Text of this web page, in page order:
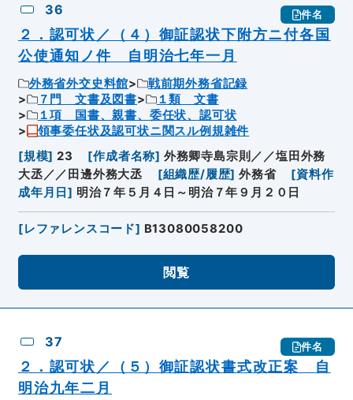
36 件名
２．認可状／（４）御証認状下附方ニ付各国
公使通知ノ件 自明治七年一月
外務省外交史料館
戦前期外務省記録
７門 文書及図書
１類 文書
１項 国書、親書、委任状、認可状
領事委任状及認可状ニ関スル例規雑件
[規模] 23 [作成者名称] 外務卿寺島宗則／／塩田外務
大丞／／田邊外務大丞
[組織歴/履歴] 外務省 [資料作
成年月日] 明治７年５月４日～明治７年９月２０日
[レファレンスコード] B13080058200
閲覧
37 件名
２．認可状／（５）御証認状書式改正案 自
明治九年二月